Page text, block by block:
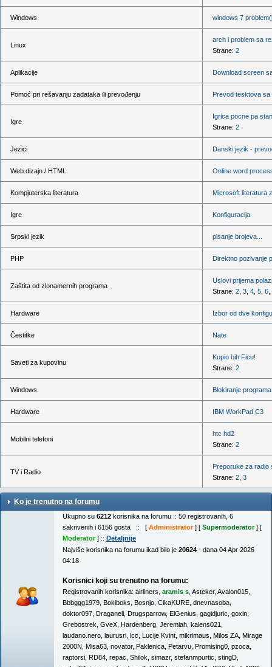
Windows windows 7
Linux
arch i problem sa
Strane: 2
Aplikacije Download screen
Pomoć pri rešavanju zadataka ili prevođenju Prevod tesktova
Igre
Igrica pocne pa
Strane: 2
Jezici Danski jezik -
Web dizajn / HTML Online word
Kompjuterska literatura Microsoft literatura
Igre Konfiguracija
Srpski jezik pisanje brojeva...
PHP Direktno pozivanje
Zaštita od zlonamernih programa
Uslovi prijema
Strane: 2 3 4 5 6
Hardware Izbor od dve
Čestitke Nate
Saveti za kupovinu
Kupio bih Ficu!
Strane: 2
Windows Blokiranje programa
Hardware IBM WorkPad C3
Mobilni telefoni
htc hd2
Strane: 2
TV i Radio
Preporuke za radio
Strane: 2 3
Ko je trenutno na forumu
Ukupno su 6212 korisnika na forumu :: 50 registrovanih, 6
sakrivenih i 6156 gosta :: [ Administrator] [ Supermoderator] [
Moderator] :: Detaljnije
Najviše korisnika na forumu ikad bilo je 20624 - dana 04 Apr 2026
04:18
Korisnici koji su trenutno na forumu:
Registrovanih korisnika: airliners aramis s Asteker, Avalon015
Bbbggg1979 Bokiboks Bosnjo CikaKURE dnevnasoba
doktor097 Draganeli Drugsparrow, ElGenius gagidjuric goxin
Grebostrek GveX Hardenberg Jeremiah kalens021
laudano.nero laurusri lcc Lucije Kvint mikrimaus Milos ZA Mirage
2000N Misa63 novator, Paklenica Petarvu Promising0 pzoca
raptorsi RD84 repac Shilok simazr, stefanmpurtic stingD